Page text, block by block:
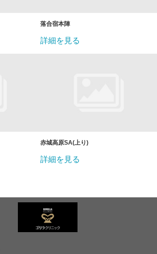
落合宿本陣
詳細を見る
赤城高原SA(上り)
詳細を見る